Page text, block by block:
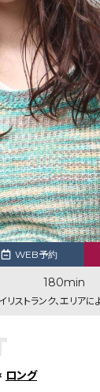
WEB予約
180min
リストランク、エリアに
ロング